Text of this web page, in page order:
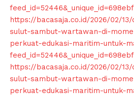
Company
https://bacasaja.co.id/2026/02/
sulut-sambut-wartawan-di-
perkuat-edukasi-maritim-untuk-
https://bacasaja.co.id/2026/02/
sulut-sambut-wartawan-di-
perkuat-edukasi-maritim-untuk-